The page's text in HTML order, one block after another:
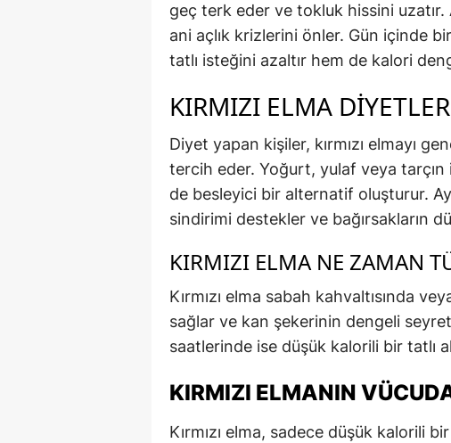
geç terk eder ve tokluk hissini
ani açlık krizlerini önler. Gün içinde
tatlı isteğini azaltır hem de kalori
KIRMIZI ELMA
Diyet yapan kişiler, kırmızı elmayı
tercih eder. Yoğurt, yulaf veya
de besleyici bir alternatif oluşturur.
sindirimi destekler ve bağırsakların
KIRMIZI ELMA NE ZAMAN
Kırmızı elma sabah kahvaltısında
sağlar ve kan şekerinin dengeli
saatlerinde ise düşük kalorili bir tatlı
KIRMIZI ELMANIN
Kırmızı elma, sadece düşük kalorili